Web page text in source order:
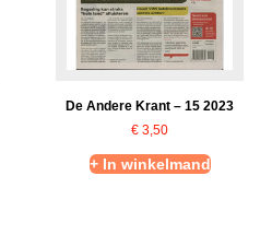
De Andere Krant – 15 2023
€ 3,50
+ In winkelmand